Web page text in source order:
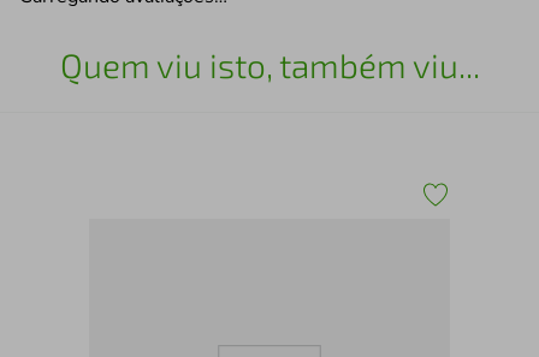
Quem viu isto, também viu...